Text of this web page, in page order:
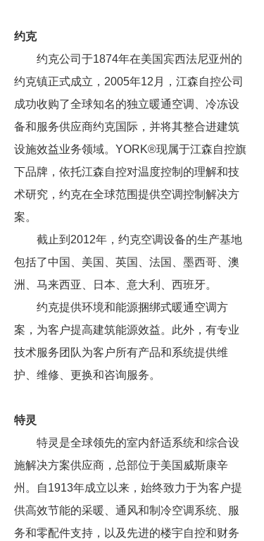
约克
约克公司于1874年在美国宾西法尼亚州的
约克镇正式成立，2005年12月，江森自控公司
成功收购了全球知名的独立暖通空调、冷冻设
备和服务供应商约克国际，并将其整合进建筑
设施效益业务领域。YORK®现属于江森自控旗
下品牌，依托江森自控对温度控制的理解和技
术研究，约克在全球范围提供空调控制解决方
案。
截止到2012年，约克空调设备的生产基地
包括了中国、美国、英国、法国、墨西哥、澳
洲、马来西亚、日本、意大利、西班牙。
约克提供环境和能源捆绑式暖通空调方
案，为客户提高建筑能源效益。此外，有专业
技术服务团队为客户所有产品和系统提供维
护、维修、更换和咨询服务。
特灵
特灵是全球领先的室内舒适系统和综合设
施解决方案供应商，总部位于美国威斯康辛
州。自1913年成立以来，始终致力于为客户提
供高效节能的采暖、通风和制冷空调系统、服
务和零配件支持，以及先进的楼宇自控和财务